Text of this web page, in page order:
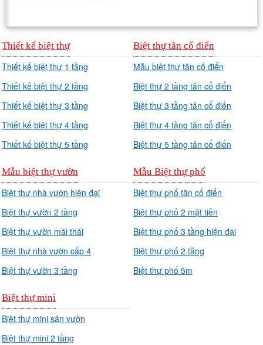
Thiết kế biệt thự
Thiết kế biệt thự 1 tầng
Thiết kế biệt thự 2 tầng
Thiết kế biệt thự 3 tầng
Thiết kế biệt thự 4 tầng
Thiết kế biệt thự 5 tầng
Biệt thự tân cổ điển
Mẫu biệt thự tân cổ điển
Biệt thự 2 tầng tân cổ điển
Biệt thự 3 tầng tân cổ điển
Biệt thự 4 tầng tân cổ điển
Biệt thự 5 tầng tân cổ điển
Mẫu biệt thự vườn
Biệt thự nhà vườn hiện đại
Biệt thự vườn 2 tầng
Biệt thự vườn mái thái
Biệt thự nhà vườn cấp 4
Biệt thự vườn 3 tầng
Mẫu Biệt thự phố
Biệt thự phố tân cổ điển
Biệt thự phố 2 mặt tiền
Biệt thự phố 3 tầng hiện đại
Biệt thự phố 2 tầng
Biệt thự phố 5m
Biệt thự mini
Biệt thự mini sân vườn
Biệt thự mini 2 tầng